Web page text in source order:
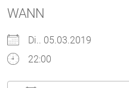
WANN
Di.. 05.03.2019
22:00